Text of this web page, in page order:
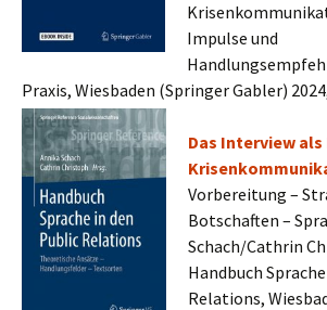
Impulse und
Praxis, Wiesbaden (Springer Gabler)
Das Interview
Vorbereitung –
Botschaften –
Schach/Cathrin
Handbuch
Relations,